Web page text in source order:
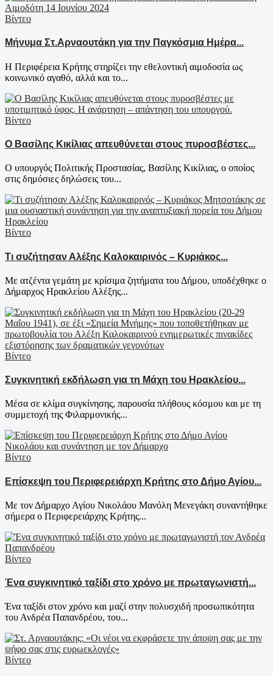
Βίντεο
Μήνυμα Στ.Αρναουτάκη για την Παγκόσμια Ημέρα...
Η Περιφέρεια Κρήτης στηρίζει την εθελοντική αιμοδοσία ως
κοινωνικό αγαθό, αλλά και το...
Βίντεο
Ο Βασίλης Κικίλιας απευθύνεται στους πυροσβέστες...
Ο υπουργός Πολιτικής Προστασίας, Βασίλης Κικίλιας, ο οποίος
στις δημόσιες δηλώσεις του...
Βίντεο
Τι συζήτησαν Αλέξης Καλοκαιρινός – Κυριάκος...
Με ατζέντα γεμάτη με κρίσιμα ζητήματα του Δήμου, υποδέχθηκε ο
Δήμαρχος Ηρακλείου Αλέξης...
Βίντεο
Συγκινητική εκδήλωση για τη Μάχη του Ηρακλείου...
Μέσα σε κλίμα συγκίνησης, παρουσία πλήθους κόσμου και με τη
συμμετοχή της Φιλαρμονικής...
Βίντεο
Επίσκεψη του Περιφερειάρχη Κρήτης στο Δήμο Αγίου...
Με τον Δήμαρχο Αγίου Νικολάου Μανόλη Μενεγάκη συναντήθηκε
σήμερα ο Περιφερειάρχης Κρήτης...
Βίντεο
Ένα συγκινητικό ταξίδι στο χρόνο με πρωταγωνιστή...
Ένα ταξίδι στον χρόνο και μαζί στην πολυσχιδή προσωπικότητα
του Ανδρέα Παπανδρέου, του...
Βίντεο